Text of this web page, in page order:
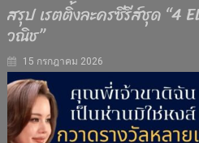
สรุป เรตติ้งละครซีรีส์ชุด “4
วณิช”
15 กรกฎาคม 2026